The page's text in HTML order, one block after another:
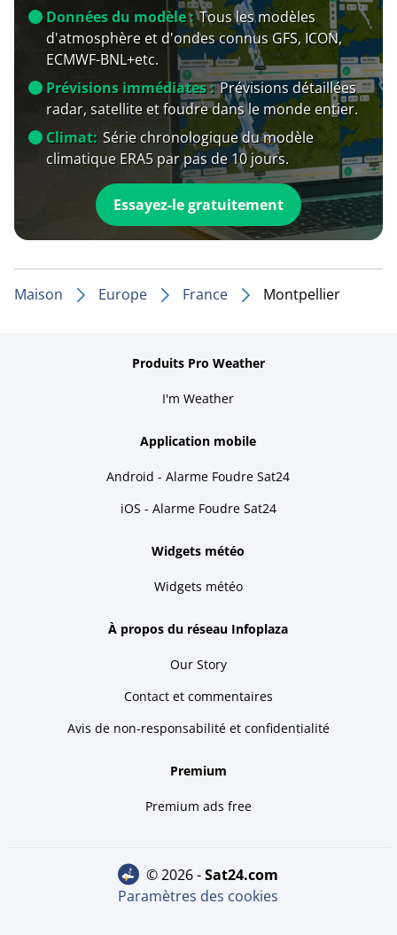
Données du modèle : Tous les modèles
d'atmosphère et d'ondes connus GFS, ICON,
ECMWF-BNL+etc.
Prévisions immédiates : Prévisions détaillées
radar, satellite et foudre dans le monde entier.
Climat: Série chronologique du modèle
climatique ERA5 par pas de 10 jours.
Essayez-le gratuitement
Maison Europe France Montpellier
Produits Pro Weather
I'm Weather
Application mobile
Android - Alarme Foudre Sat24
iOS - Alarme Foudre Sat24
Widgets météo
Widgets météo
À propos du réseau Infoplaza
Our Story
Contact et commentaires
Avis de non-responsabilité et confidentialité
Premium
Premium ads free
© 2026 - sat24.com
Paramètres des cookies